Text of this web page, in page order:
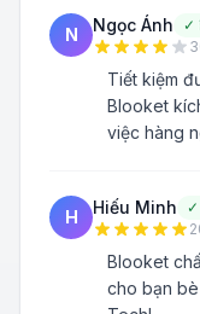
N Ngọc Ánh ✓
Tiết kiệm
Blooket
việc hàng
H Hiếu Minh ✓
Blooket
cho bạn